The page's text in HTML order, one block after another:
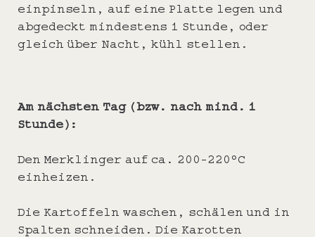
einpinseln, auf eine Platte legen und
abgedeckt mindestens 1 Stunde, oder
gleich über Nacht, kühl stellen.
Am nächsten Tag (bzw. nach mind. 1
Stunde):
Den Merklinger auf ca. 200-220°C
einheizen.
Die Kartoffeln waschen, schälen und in
Spalten schneiden. Die Karotten